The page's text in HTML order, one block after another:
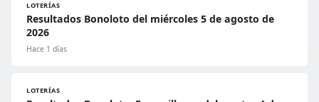
LOTERÍAS
Resultados Bonoloto del miércoles 5 de agosto de
2026
Hace 1 días
LOTERÍAS